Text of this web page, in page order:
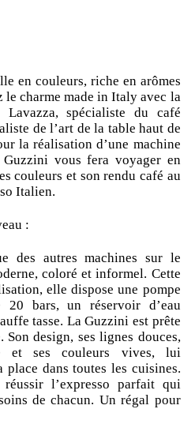
en couleurs, riche en arômes
charme made in Italy avec la
spécialiste du café
de l’art de la table haut de
la réalisation d’une machine
Guzzini vous fera voyager en
couleurs et son rendu café au
Italien.
:
des autres machines sur le
coloré et informel. Cette
elle dispose une pompe
20 bars, un réservoir d’eau
tasse. La Guzzini est prête
Son design, ses lignes douces,
et ses couleurs vives, lui
place dans toutes les cuisines.
l’expresso parfait qui
de chacun. Un régal pour